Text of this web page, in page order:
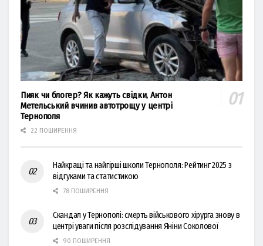
Пияк чи блогер? Як кажуть свідки, Антон
Метельський вчинив автотрощу у центрі
Тернополя
22 ПОШИРЕННЯ
Найкращі та найгірші школи Тернополя: Рейтинг 2025 з
відгуками та статистикою
78 ПОШИРЕННЯ
Скандал у Тернополі: смерть військового хірурга знову в
центрі уваги після розслідування Яніни Соколової
90 ПОШИРЕННЯ